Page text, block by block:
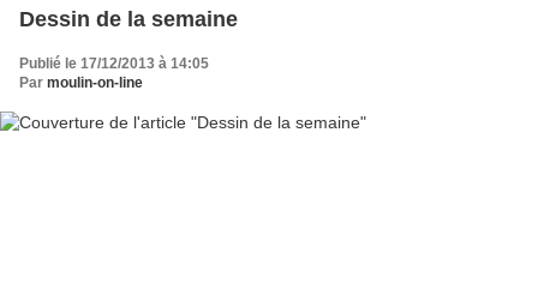
Dessin de la semaine
Publié le 17/12/2013 à 14:05
Par moulin-on-line